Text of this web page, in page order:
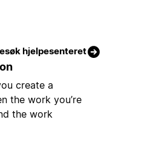
hjelpesenteret
create a
the work you’re
the work